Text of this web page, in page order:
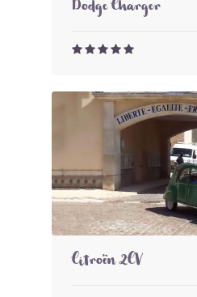
Dodge Charger
Citroën 2CV